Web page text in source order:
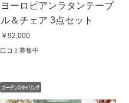
ヨーロピアンラタンテーブ
ル＆チェア 3点セット
￥92,000
口コミ募集中